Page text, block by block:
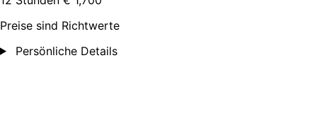
Preise sind Richtwerte
Persönliche Details